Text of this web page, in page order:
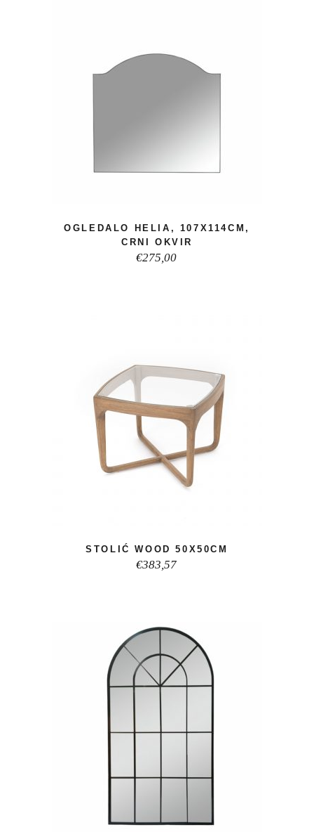
OGLEDALO HELIA, 107X114CM,
CRNI OKVIR
€275,00
STOLIĆ WOOD 50X50CM
€383,57